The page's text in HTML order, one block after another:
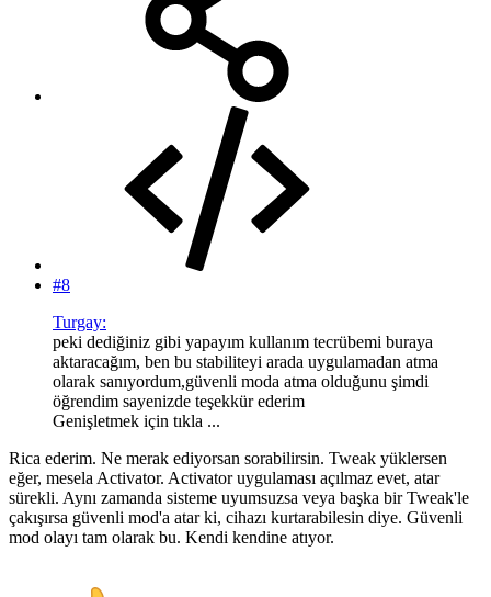
#8
Turgay:
peki dediğiniz gibi yapayım kullanım tecrübemi buraya
aktaracağım, ben bu stabiliteyi arada uygulamadan atma
olarak sanıyordum,güvenli moda atma olduğunu şimdi
öğrendim sayenizde teşekkür ederim
Genişletmek için tıkla ...
Rica ederim. Ne merak ediyorsan sorabilirsin. Tweak yüklersen
eğer, mesela Activator. Activator uygulaması açılmaz evet, atar
sürekli. Aynı zamanda sisteme uyumsuzsa veya başka bir Tweak'le
çakışırsa güvenli mod'a atar ki, cihazı kurtarabilesin diye. Güvenli
mod olayı tam olarak bu. Kendi kendine atıyor.